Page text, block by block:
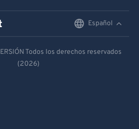
Español
Español
Todos los derechos reservados
(2026)